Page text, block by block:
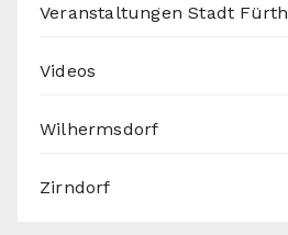
Veranstaltungen Stadt Fürth
Videos
Wilhermsdorf
Zirndorf